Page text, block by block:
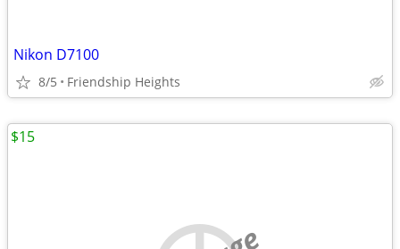
Nikon D7100
8/5 Friendship Heights
$15